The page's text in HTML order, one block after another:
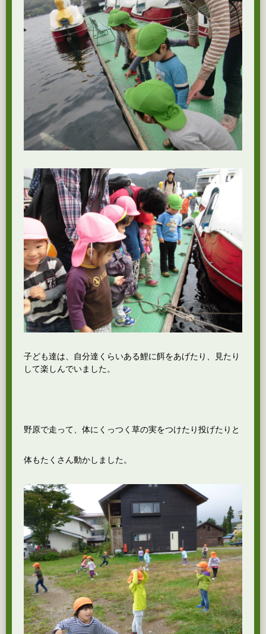
子ども達は、自分達くらいある鯉に餌をあげたり、見たり
して楽しんでいました。
野原で走って、体にくっつく草の実をつけたり投げたりと
体もたくさん動かしました。